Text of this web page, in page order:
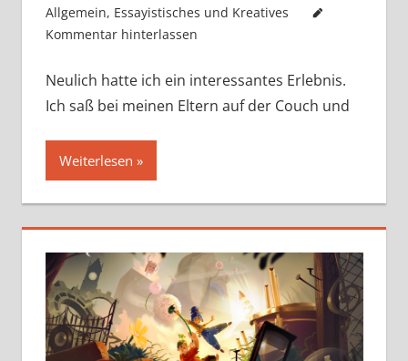
Allgemein, Essayistisches und Kreatives
Kommentar hinterlassen
Neulich hatte ich ein interessantes Erlebnis.
Ich saß bei meinen Eltern auf der Couch und
Weiterlesen